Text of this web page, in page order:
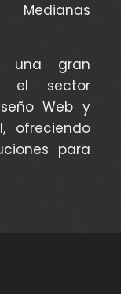
una gran
el sector
Web y
ofreciendo
para